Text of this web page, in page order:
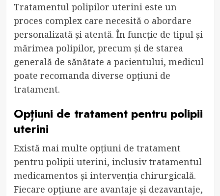
Tratamentul polipilor uterini este un
proces complex care necesită o abordare
personalizată și atentă. În funcție de tipul și
mărimea polipilor, precum și de starea
generală de sănătate a pacientului, medicul
poate recomanda diverse opțiuni de
tratament.
Opțiuni de tratament pentru polipii
uterini
Există mai multe opțiuni de tratament
pentru polipii uterini, inclusiv tratamentul
medicamentos și intervenția chirurgicală.
Fiecare opțiune are avantaje și dezavantaje,